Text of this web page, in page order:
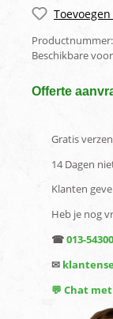
Productnummer:
Beschikbare
Offerte
Gratis
14 Dagen
Klanten
Heb je nog
☎013-
✉
💬 Chat